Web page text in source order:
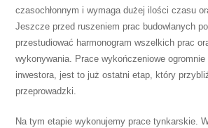
czasochłonnym i wymaga dużej ilości czasu
Jeszcze przed ruszeniem prac budowlanych
przestudiować harmonogram wszelkich prac
wykonywania. Prace wykończeniowe
inwestora, jest to już ostatni etap, który
przeprowadzki.
Na tym etapie wykonujemy prace tynkarskie.